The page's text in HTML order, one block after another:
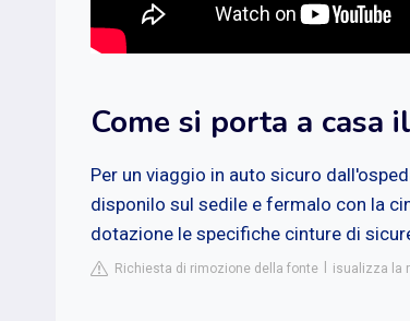
Come si porta a casa
Per un viaggio in auto sicuro
disponilo sul sedile e fermalo con la
dotazione le specifiche cinture di
Richiesta di rimozione della fonte isualizza la